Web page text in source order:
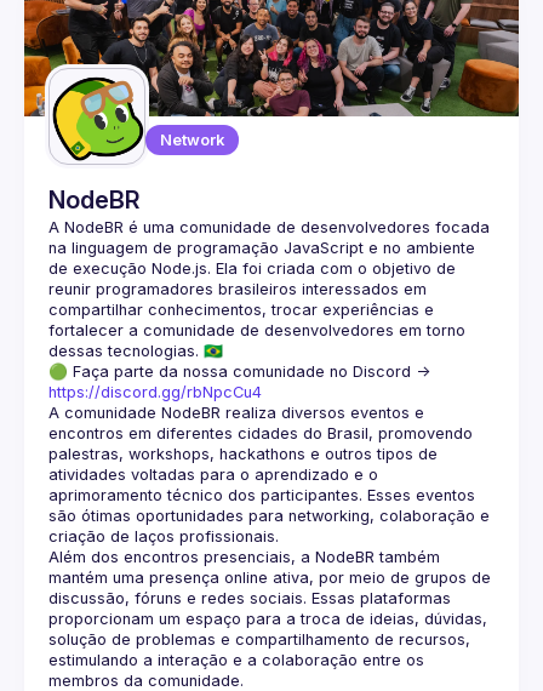
Events
Guilds
Network
NodeBR
A NodeBR é uma comunidade de desenvolvedores focada
na linguagem de programação JavaScript e no ambiente
de execução Node.js. Ela foi criada com o objetivo de
reunir programadores brasileiros interessados em
compartilhar conhecimentos, trocar experiências e
fortalecer a comunidade de desenvolvedores em torno
🟢 Faça parte da nossa comunidade no Discord ->
https://discord.gg/rbNpcCu4
A comunidade NodeBR realiza diversos eventos e
encontros em diferentes cidades do Brasil, promovendo
palestras, workshops, hackathons e outros tipos de
atividades voltadas para o aprendizado e o
aprimoramento técnico dos participantes. Esses eventos
são ótimas oportunidades para networking, colaboração e
Além dos encontros presenciais, a NodeBR também
mantém uma presença online ativa, por meio de grupos de
discussão, fóruns e redes sociais. Essas plataformas
proporcionam um espaço para a troca de ideias, dúvidas,
solução de problemas e compartilhamento de recursos,
estimulando a interação e a colaboração entre os